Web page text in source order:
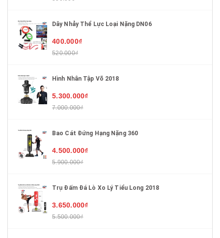
Dây Nhảy Thể Lực Loại Nặng DN06
400.000₫
520.000₫
Hình Nhân Tập Võ 2018
5.300.000₫
7.000.000₫
Bao Cát Đứng Hạng Nặng 360
4.500.000₫
5.900.000₫
Trụ Đấm Đá Lò Xo Lý Tiểu Long 2018
3.650.000₫
5.500.000₫